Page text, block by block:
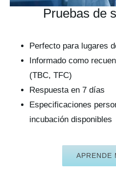
Pruebas de
Perfecto para lugares
Informado como
(TBC, TFC)
Respuesta en 7 días
Especificaciones
incubación disponibles
APRENDE